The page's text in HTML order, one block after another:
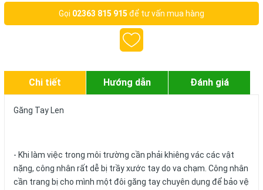
Gọi 02363 815 915 để tư vấn mua hàng
Chi tiết Hướng dẫn Đánh giá
Găng Tay Len
- Khi làm việc trong môi trường cần phải khiêng vác các vật
nặng, công nhân rất dễ bị trầy xước tay do va chạm. Công nhân
cần trang bị cho mình một đôi găng tay chuyên dụng để bảo vệ